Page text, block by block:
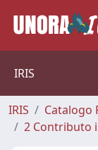
IRIS
IRIS
Catalogo
2 Contributo